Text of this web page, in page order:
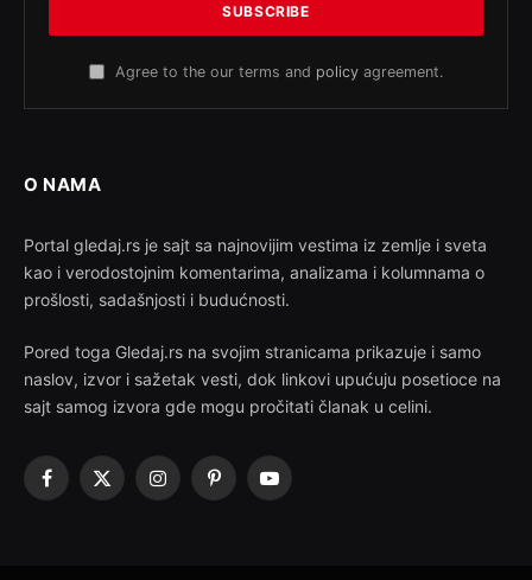
Agree to the our terms and policy agreement.
O NAMA
Portal gledaj.rs je sajt sa najnovijim vestima iz zemlje i sveta
kao i verodostojnim komentarima, analizama i kolumnama o
prošlosti, sadašnjosti i budućnosti.
Pored toga Gledaj.rs na svojim stranicama prikazuje i samo
naslov, izvor i sažetak vesti, dok linkovi upućuju posetioce na
sajt samog izvora gde mogu pročitati članak u celini.
Facebook
X
InstagramPinterestYouTube